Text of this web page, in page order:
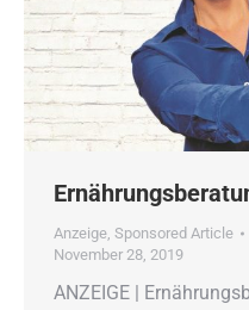
Anzeige, Sponsored Article
November 28, 2019
ANZEIGE |